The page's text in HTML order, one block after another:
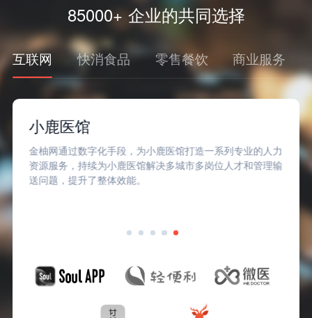
85000+ 企业的共同选择
互联网 快消食品 零售餐饮 商业服务
小鹿医馆
金柚网通过数字化手段，为小鹿医馆打造一系列专业的人力
资源服务，持续为小鹿医馆解决多城市多岗位人才和管理输
送问题，提升了整体效能。